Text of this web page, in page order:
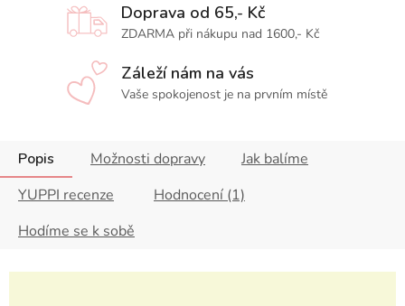
Doprava od 65,- Kč
ZDARMA při nákupu nad 1600,- Kč
Záleží nám na vás
Vaše spokojenost je na prvním místě
Popis Možnosti dopravy
Jak balíme
YUPPI recenze
Hodnocení (1)
Hodíme se k sobě